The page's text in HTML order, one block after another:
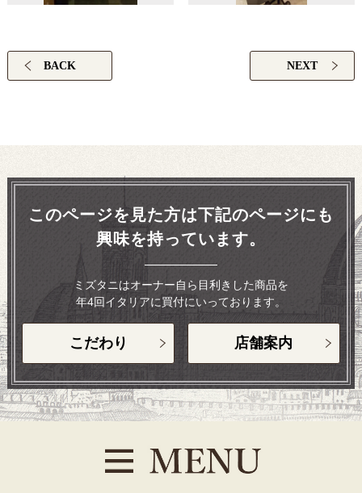
BACK NEXT
このページを見た方は下記のページにも
興味を持っています。
ミズタニはオーナー自ら目利きした商品を
年4回イタリアに買付にいっております。
こだわり 店舗案内